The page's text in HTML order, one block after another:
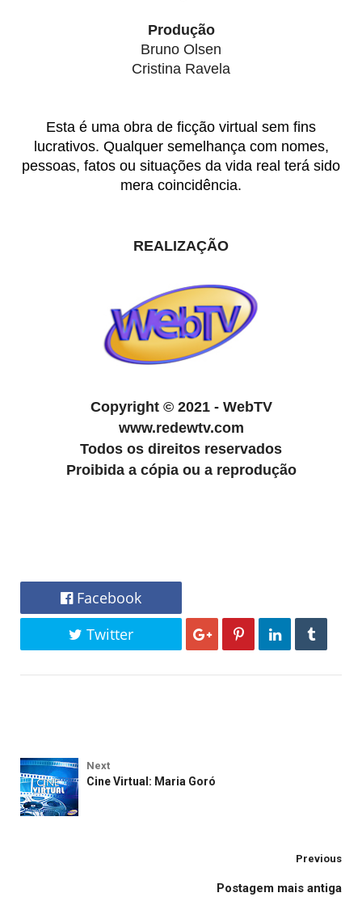
Produção
Bruno Olsen
Cristina Ravela
Esta é uma obra de ficção virtual sem fins
lucrativos. Qualquer semelhança com nomes,
pessoas, fatos ou situações da vida real terá sido
mera coincidência.
REALIZAÇÃO
Copyright © 2021 - WebTV
www.redewtv.com
Todos os direitos reservados
Proibida a cópia ou a reprodução
Facebook
Twitter
Next
Cine Virtual: Maria Goró
Previous
Postagem mais antiga